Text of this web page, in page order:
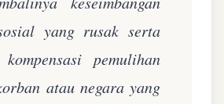
yang rusak serta
kompensasi pemulihan
atau negara yang